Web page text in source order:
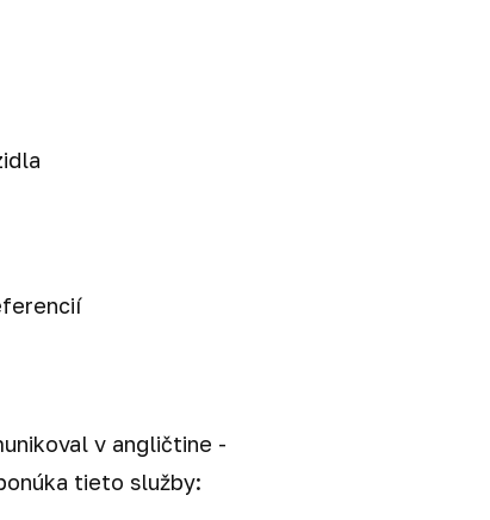
v angličtine -
tieto služby: